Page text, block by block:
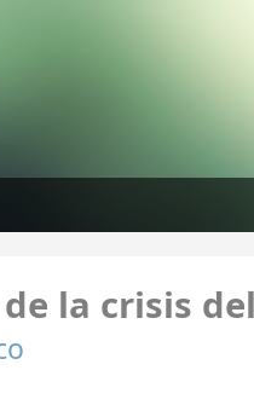
la crisis